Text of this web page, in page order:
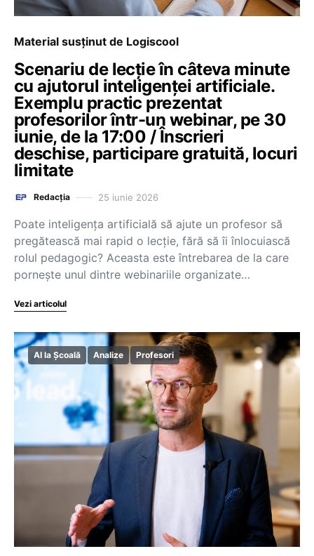
Material susținut de Logiscool
Scenariu de lecție în câteva minute
cu ajutorul inteligenței artificiale.
Exemplu practic prezentat
profesorilor într-un webinar, pe 30
iunie, de la 17:00 / Înscrieri
deschise, participare gratuită, locuri
limitate
Redacția 25 iunie 2026
Poate inteligența artificială să ajute un profesor să
pregătească mai rapid o lecție, fără să îi înlocuiască
rolul pedagogic? Aceasta este întrebarea de la care
pornește unul dintre webinariile organizate…
Vezi articolul
AI la Școală Analize Profesori